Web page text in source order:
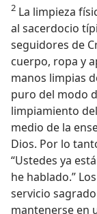
2 La limpieza
al sacerdocio
seguidores de
cuerpo, ropa y
manos limpias
puro del modo
limpiamiento
medio de la
Dios. Por lo
“Ustedes ya
he hablado.”
servicio
mantenerse en